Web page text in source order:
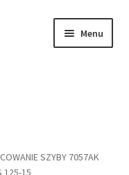
Menu
SZYBY 7057AK
125-15